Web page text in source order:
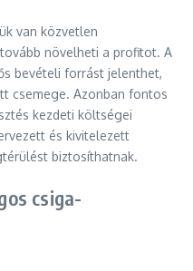
van közvetlen
növelheti a profitot. A
bevételi forrást jelenthet,
csemege. Azonban fontos
kezdeti költségei
és kivitelezett
biztosíthatnak.
csiga-